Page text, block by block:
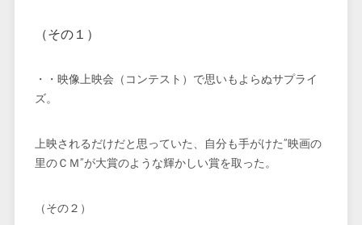
（その１）
・・映像上映会（コンテスト）で思いもよらぬサプライ
ズ。
上映されるだけだと思っていた、自分も手がけた”映画の
里のＣＭ”が大賞のような輝かしい賞を取った。
（その２）